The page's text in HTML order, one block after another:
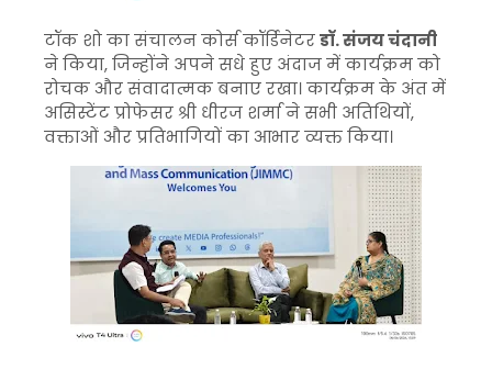
टॉक शो का संचालन कोर्स कॉर्डिनेटरडॉ. संजय चंदानी
ने किया, जिन्होंने अपने सधे हुए अंदाज में कार्यक्रम को
रोचक और संवादात्मक बनाए रखा। कार्यक्रम के अंत में
असिस्टेंट प्रोफेसर श्री धीरज शर्मा ने सभी अतिथियों,
वक्ताओं और प्रतिभागियों का आभार व्यक्त किया।